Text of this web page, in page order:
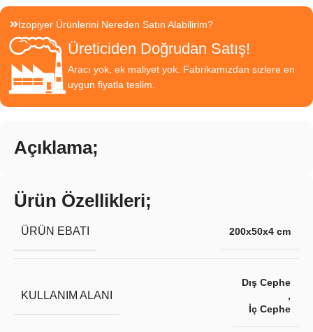
İzopiyer Ürünlerini Nereden Satın Alabilirim?
Üreticiden Doğrudan Satış!
Aracı yok, ek maliyet yok. Fabrikamızdan sizlere en
uygun fiyatla teslim.
Açıklama;
Ürün Özellikleri;
ÜRÜN EBATI 200x50x4 cm
KULLANIM ALANI
Dış Cephe
,
İç Cephe